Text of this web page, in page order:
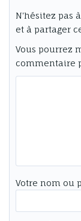
N'hésitez pas
et à partager
Vous pourrez
commentaire
Votre nom ou